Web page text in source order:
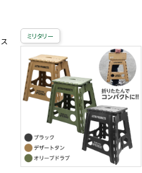
ミリタリー